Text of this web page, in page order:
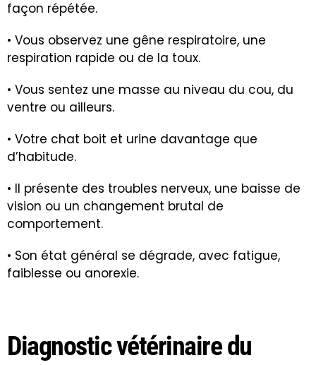
façon répétée.
• Vous observez une gêne respiratoire, une
respiration rapide ou de la toux.
• Vous sentez une masse au niveau du cou, du
ventre ou ailleurs.
• Votre chat boit et urine davantage que
d’habitude.
• Il présente des troubles nerveux, une baisse de
vision ou un changement brutal de
comportement.
• Son état général se dégrade, avec fatigue,
faiblesse ou anorexie.
Diagnostic vétérinaire du